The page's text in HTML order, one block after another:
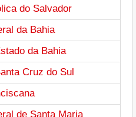
do Salvador
da Bahia
da Bahia
Cruz do Sul
de Santa Maria